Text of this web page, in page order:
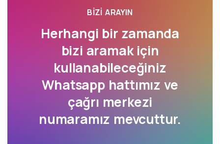
BIZI ARAYIN
Herhangi bir zamanda
bizi aramak için
kullanabileceğiniz
Whatsapp hattımız ve
çağrı merkezi
numaramız mevcuttur.